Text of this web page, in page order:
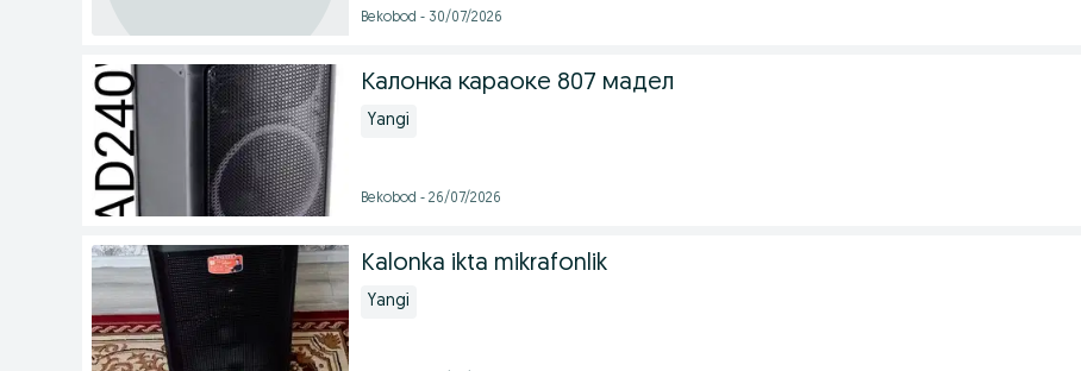
Bekobod - 30/07/2026
Калонка караоке 807 мадел
Yangi
Bekobod - 26/07/2026
Kalonka ikta mikrafonlik
Yangi